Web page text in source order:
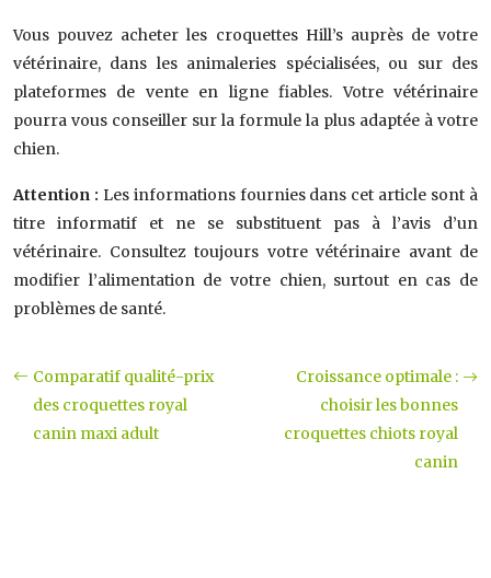
Vous pouvez acheter les croquettes Hill’s auprès de votre
vétérinaire, dans les animaleries spécialisées, ou sur des
plateformes de vente en ligne fiables. Votre vétérinaire
pourra vous conseiller sur la formule la plus adaptée à votre
chien.
Attention : Les informations fournies dans cet article sont à
titre informatif et ne se substituent pas à l’avis d’un
vétérinaire. Consultez toujours votre vétérinaire avant de
modifier l’alimentation de votre chien, surtout en cas de
problèmes de santé.
Comparatif qualité-prix
des croquettes royal
canin maxi adult
Croissance optimale :
choisir les bonnes
croquettes chiots royal
canin